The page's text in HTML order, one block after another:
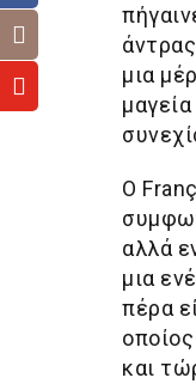
μια
Ο
αλλά
μια
πέρα
και